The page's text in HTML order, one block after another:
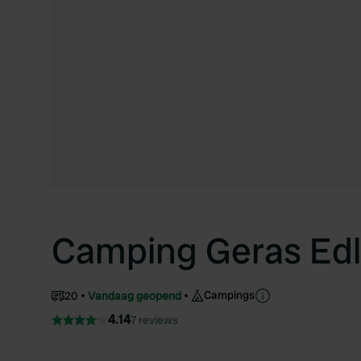
Camping Geras
20 Vandaag geopend Campings
4.147 reviews